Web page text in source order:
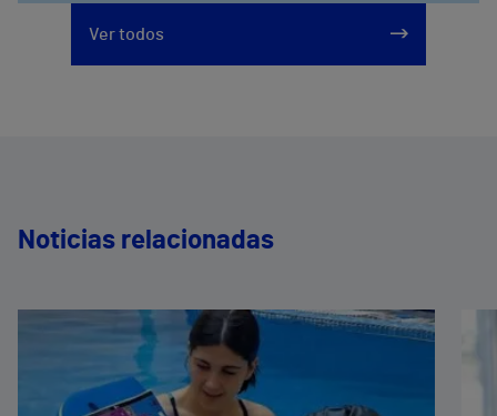
Ver todos
Noticias relacionadas